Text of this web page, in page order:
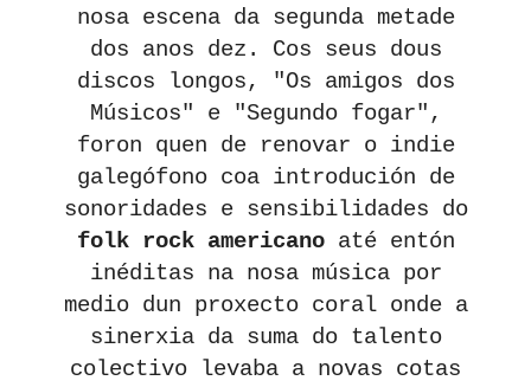
nosa escena da segunda metade
dos anos dez. Cos seus dous
discos longos, "Os amigos dos
Músicos" e "Segundo fogar",
foron quen de renovar o indie
galegófono coa introdución de
sonoridades e sensibilidades do
folk rock americanoaté entón
inéditas na nosa música por
medio dun proxecto coral onde a
sinerxia da suma do talento
colectivo levaba a novas cotas